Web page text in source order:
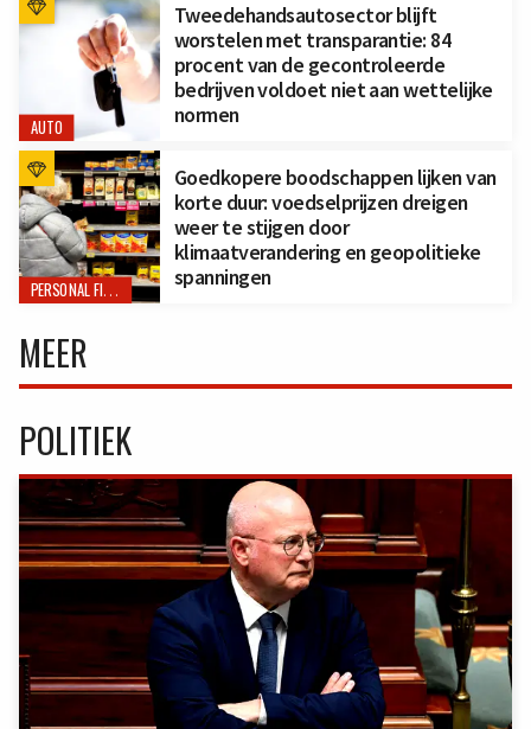
AUTO
Tweedehandsautosector blijft
worstelen met transparantie: 84
procent van de gecontroleerde
bedrijven voldoet niet aan wettelijke
normen
PERSONAL FINANCE
Goedkopere boodschappen lijken van
korte duur: voedselprijzen dreigen
weer te stijgen door
klimaatverandering en geopolitieke
spanningen
MEER
POLITIEK